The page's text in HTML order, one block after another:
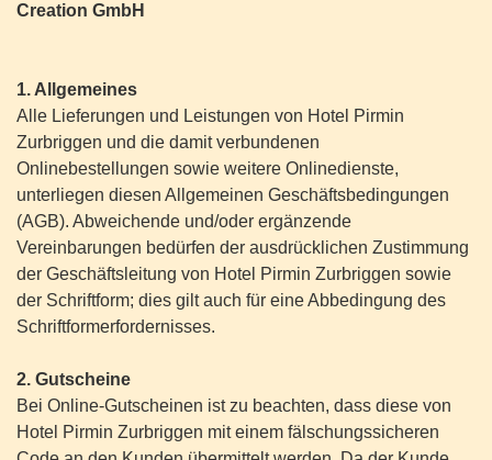
Creation GmbH
1. Allgemeines
Alle Lieferungen und Leistungen von Hotel Pirmin
Zurbriggen und die damit verbundenen
Onlinebestellungen sowie weitere Onlinedienste,
unterliegen diesen Allgemeinen Geschäftsbedingungen
(AGB). Abweichende und/oder ergänzende
Vereinbarungen bedürfen der ausdrücklichen Zustimmung
der Geschäftsleitung von Hotel Pirmin Zurbriggen sowie
der Schriftform; dies gilt auch für eine Abbedingung des
Schriftformerfordernisses.
2. Gutscheine
Bei Online-Gutscheinen ist zu beachten, dass diese von
Hotel Pirmin Zurbriggen mit einem fälschungssicheren